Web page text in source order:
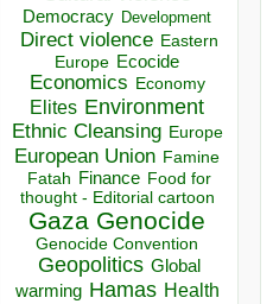
Democracy Development
Direct violence Eastern
Europe Ecocide
Economics Economy
Elites Environment
Ethnic Cleansing Europe
European Union Famine
Fatah Finance Food for
thought - Editorial cartoon
Gaza Genocide
Genocide Convention
Geopolitics Global
warming Hamas Health